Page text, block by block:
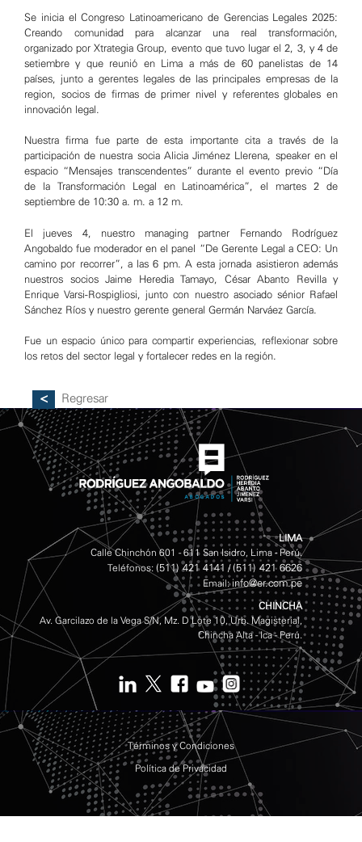
Se inicia el Congreso Latinoamericano de Gerencias Legales 2025:
Creando comunidad para alcanzar una real transformación,
organizado por Xtrategia Group, evento que tuvo lugar el 2, 3, y 4 de
setiembre y que reunió en Lima a más de 60 panelistas de 14
países, junto a gerentes legales de las principales empresas de la
region, socios de firmas de primer nivel y referentes globales en
innovación legal.
Nuestra firma fue parte de esta importante cita a través de la
participación de nuestra socia Alicia Jiménez Llerena, speaker en el
espacio “Mensajes transcendentes” durante el evento previo “Día
de la Transformación Legal en Latinoamérica”, el martes 2 de
septiembre de 10:30 a. m. a 12 m.
El jueves 4, nuestro managing partner Fernando Rodríguez
Angobaldo fue moderador en el panel “De Gerente Legal a CEO: Un
camino por recorrer”, a las 6 pm. A esta jornada asistieron además
nuestros socios Jaime Heredia Tamayo, César Abanto Revilla y
Enrique Varsi-Rospigliosi, junto con nuestro asociado sénior Rafael
Sánchez Ríos y nuestro gerente general Germán Narváez García.
Fue un espacio único para compartir experiencias, reflexionar sobre
los retos del sector legal y fortalecer redes en la región.
Regresar
LIMA
Calle Chinchón 601 - 611 San Isidro, Lima - Perú.
Teléfonos: (511) 421 4141 /(511) 421 6626
Email:info@er.com.pe
CHINCHA
Av. Garcilazo de la Vega S/N, Mz. D Lote 10, Urb. Magisterial,
Chincha Alta - Ica - Perú.
Términos y Condiciones
Política de Privacidad